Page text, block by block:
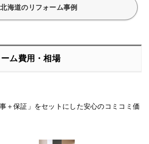
北海道のリフォーム事例
ム費用・相場
＋保証」をセットにした安心のコミコミ価